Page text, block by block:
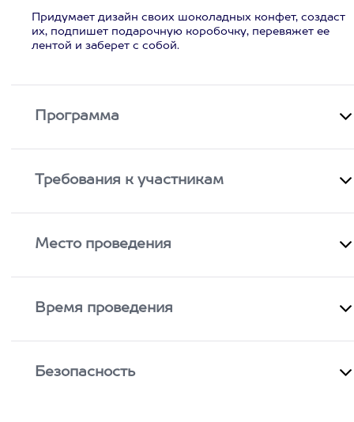
Придумает дизайн своих шоколадных конфет, создаст
их, подпишет подарочную коробочку, перевяжет ее
лентой и заберет с собой.
Программа
Требования к участникам
Место проведения
Время проведения
Безопасность